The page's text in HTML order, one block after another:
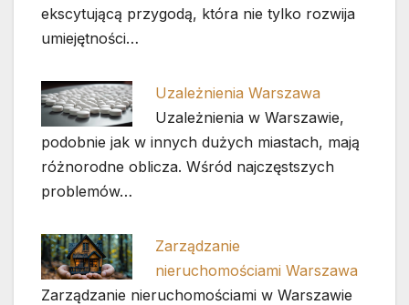
ekscytującą przygodą, która nie tylko rozwija
umiejętności…
Uzależnienia Warszawa
Uzależnienia w Warszawie,
podobnie jak w innych dużych miastach, mają
różnorodne oblicza. Wśród najczęstszych
problemów…
Zarządzanie
nieruchomościami Warszawa
Zarządzanie nieruchomościami w Warszawie